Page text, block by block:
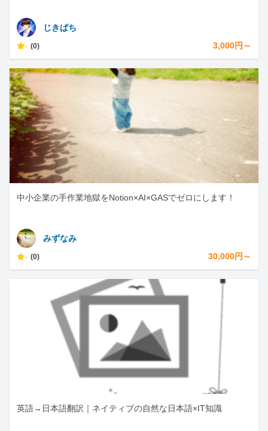
じきぱち
- (0) 3,000円～
中小企業の手作業地獄をNotion×AI×GASでゼロにします！
みずなみ
- (0) 30,000円～
英語→日本語翻訳｜ネイティブの自然な日本語×IT知識